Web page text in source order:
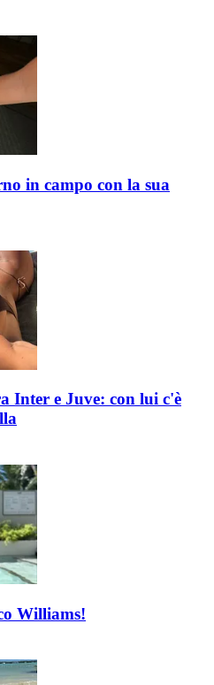
in campo con la sua
Inter e Juve: con lui c'è
Williams!